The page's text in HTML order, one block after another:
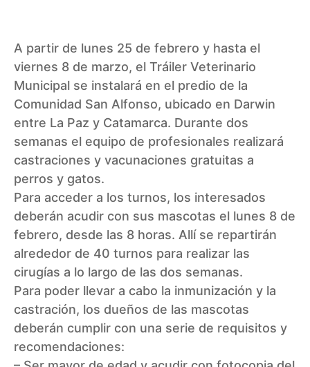
A partir de lunes 25 de febrero y hasta el
viernes 8 de marzo, el Tráiler Veterinario
Municipal se instalará en el predio de la
Comunidad San Alfonso, ubicado en Darwin
entre La Paz y Catamarca. Durante dos
semanas el equipo de profesionales realizará
castraciones y vacunaciones gratuitas a
perros y gatos.
Para acceder a los turnos, los interesados
deberán acudir con sus mascotas el lunes 8 de
febrero, desde las 8 horas. Allí se repartirán
alrededor de 40 turnos para realizar las
cirugías a lo largo de las dos semanas.
Para poder llevar a cabo la inmunización y la
castración, los dueños de las mascotas
deberán cumplir con una serie de requisitos y
recomendaciones: